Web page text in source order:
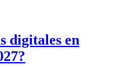
digitales en